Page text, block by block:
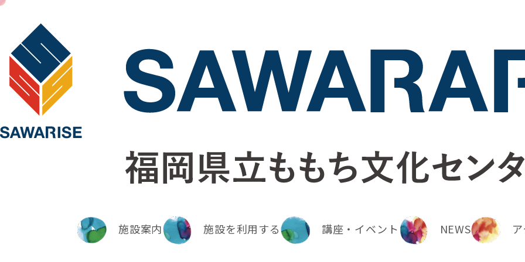
施設案内 施設を利用する 講座・イベント NEWS